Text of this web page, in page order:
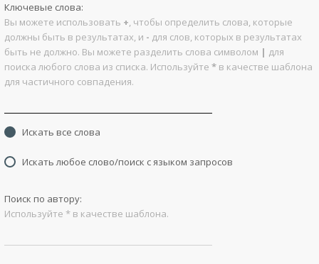
Ключевые слова:
Вы можете использовать +, чтобы определить слова, которые
должны быть в результатах, и - для слов, которых в результатах
быть не должно. Вы можете разделить слова символом | для
поиска любого слова из списка. Используйте * в качестве шаблона
для частичного совпадения.
Искать все слова
Искать любое слово/поиск с языком запросов
Поиск по автору:
Используйте * в качестве шаблона.